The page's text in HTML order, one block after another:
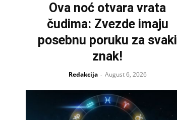
Ova noć otvara vrata
čudima: Zvezde imaju
posebnu poruku za svaki
znak!
Redakcija - August 6, 2026